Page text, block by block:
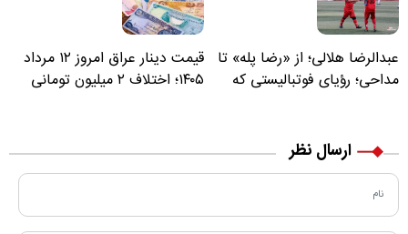
عبدالرضا هلالی؛ از «رضا پله» تا
مداحی؛ رؤیای فوتبالیستی که
قیمت دینار عراق امروز ۱۲ مرداد
۱۴۰۵؛ اختلاف ۲ میلیون تومانی
ارسال نظر